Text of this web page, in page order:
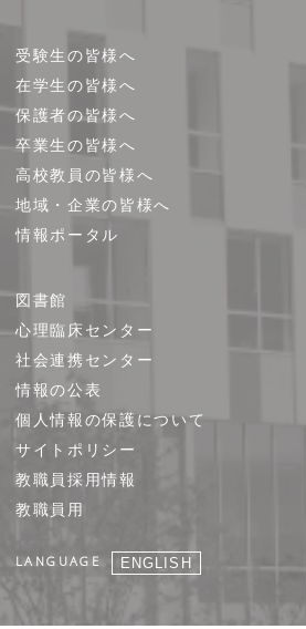
受験生の皆様へ
在学生の皆様へ
保護者の皆様へ
卒業生の皆様へ
高校教員の皆様へ
地域・企業の皆様へ
情報ポータル
図書館
心理臨床センター
社会連携センター
情報の公表
個人情報の保護について
サイトポリシー
教職員採用情報
教職員用
LANGUAGE ENGLISH